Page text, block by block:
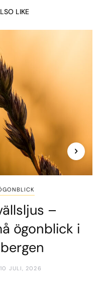
LIKE
–
ögonblick i
10 JULI, 2026